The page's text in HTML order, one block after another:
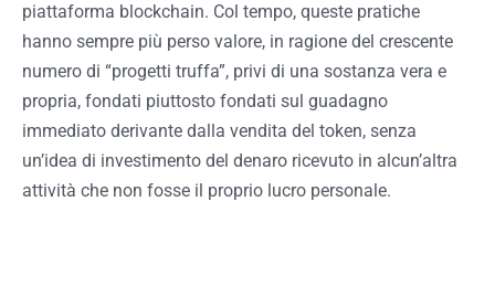
piattaforma blockchain. Col tempo, queste pratiche
hanno sempre più perso valore, in ragione del crescente
numero di “progetti truffa”, privi di una sostanza vera e
propria, fondati piuttosto fondati sul guadagno
immediato derivante dalla vendita del token, senza
un’idea di investimento del denaro ricevuto in alcun’altra
attività che non fosse il proprio lucro personale.